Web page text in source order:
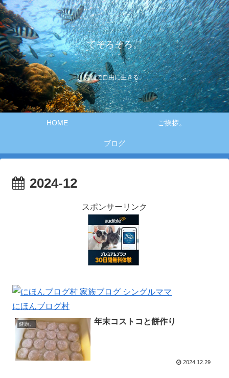
てそろそろ。
笑顔で自由に生きる。
HOME ご挨拶。
ブログ
2024-12
スポンサーリンク
にほんブログ村
健康。 年末コストコと餅作り
2024.12.29